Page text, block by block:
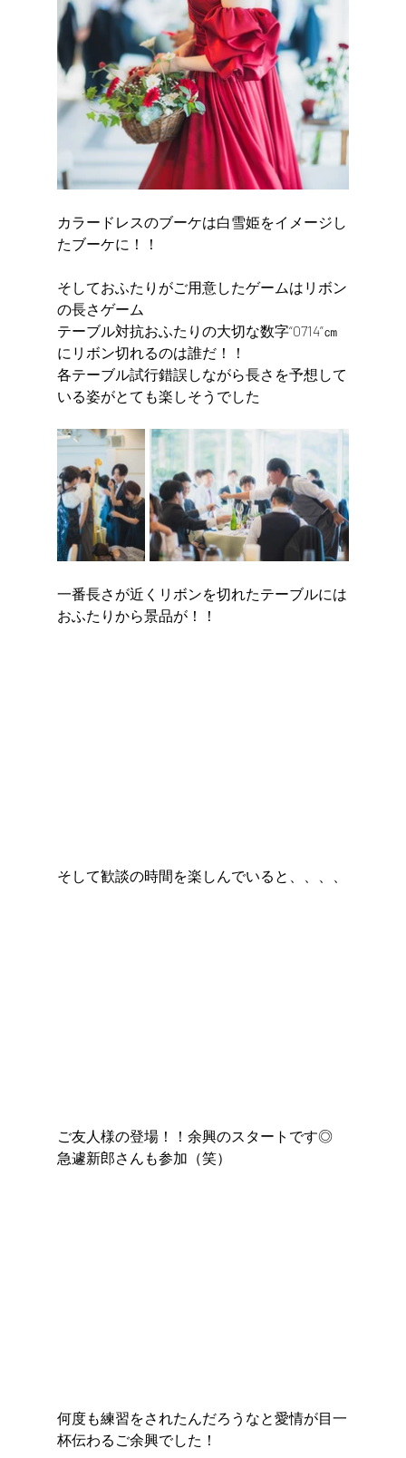
カラードレスのブーケは白雪姫をイメージし
たブーケに！！
そしておふたりがご用意したゲームはリボン
の長さゲーム
テーブル対抗おふたりの大切な数字“0714”㎝
にリボン切れるのは誰だ！！
各テーブル試行錯誤しながら長さを予想して
いる姿がとても楽しそうでした
一番長さが近くリボンを切れたテーブルには
おふたりから景品が！！
そして歓談の時間を楽しんでいると、、、、
ご友人様の登場！！余興のスタートです◎
急遽新郎さんも参加（笑）
何度も練習をされたんだろうなと愛情が目一
杯伝わるご余興でした！